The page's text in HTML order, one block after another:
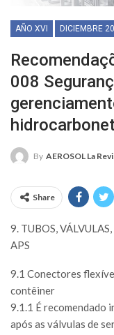
AÑO XVI DICIEMBRE
008
By AEROSOL La
Share
9. TUBOS,
APS
9.1 Conectores
contêiner
9.1.1 É recomendado
após as válvulas de